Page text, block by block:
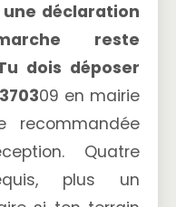
déclaration
reste
dois déposer
09 en mairie
recommandée
Quatre
plus un